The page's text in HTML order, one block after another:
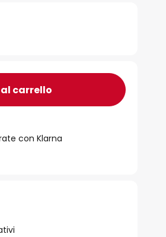
carrello
con Klarna